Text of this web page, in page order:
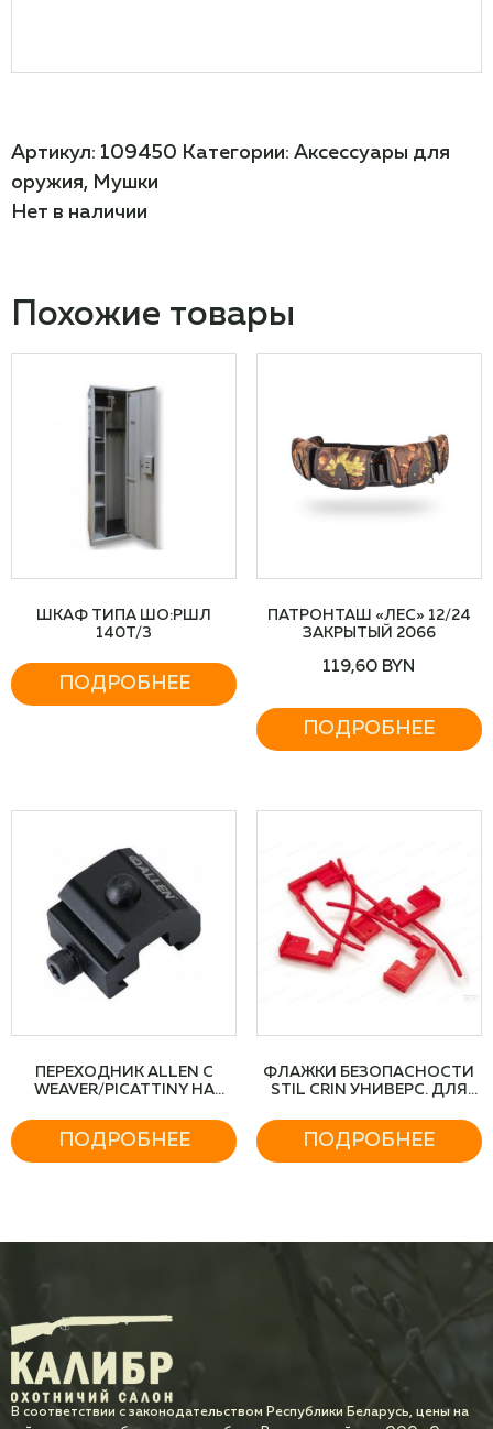
Артикул: 109450 Категории: Аксессуары для
оружия, Мушки
Нет в наличии
Похожие товары
ШКАФ ТИПА ШО:РШЛ
140Т/3
ПОДРОБНЕЕ
ПАТРОНТАШ «ЛЕС» 12/24
ЗАКРЫТЫЙ 2066
119,60 BYN
ПОДРОБНЕЕ
ПЕРЕХОДНИК ALLEN С
WEAVER/PICATTINY НА
ПОДРОБНЕЕ
ФЛАЖКИ БЕЗОПАСНОСТИ
STIL CRIN УНИВЕРС. ДЛЯ
ПОДРОБНЕЕ
В соответствии с законодательством Республики Беларусь, цены на